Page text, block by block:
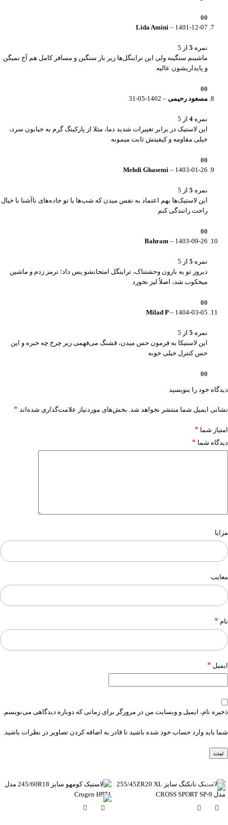
0
0
Lida Amini – 1401-12-07
نمره 5 از 5
ماشینم سنگینه ولی این تراینگل‌ها زیر بار سنگین و مسافر کامل هم آخ نمیگن
و پایداریشون عالیه
0
0
مسعود رحیمی –
1402-05-31
نمره 4 از 5
این لاستیک در برابر تغییرات شدید دما، مثلا از پارکینگ گرم به خیابون سرد،
خیلی مقاومه و کیفیتش ثابت میمونه
0
0
Mehdi Ghasemi – 1403-01-26
نمره 5 از 5
این لاستیک‌ها بهم اعتماد به نفس میدن که شب‌ها یا تو جاده‌های ناآشنا با خیال
راحت رانندگی کنم
0
0
Bahram – 1403-09-26
نمره 5 از 5
دیروز تو یه بارون وحشتناک، تراینگل امتحانشو پس داد؛ ترمز زدم و ماشین
میخکوب شد، اصلاً لیز نخورد
0
0
Milad P– 1404-03-05
نمره 5 از 5
این لاستیکا به فرمون حس میدن، قشنگ می‌فهمی زیر چرخ چه خبره و این
حس کنترل خیلی خوبه
0
0
دیدگاه خود را بنویسید
نشانی ایمیل شما منتشر نخواهد شد. بخش‌های موردنیاز علامت‌گذاری شده‌اند *
امتیاز شما *
دیدگاه شما *
مزایا
معایب
نام *
ایمیل *
ذخیره نام، ایمیل و وبسایت من در مرورگر برای زمانی که دوباره دیدگاهی می‌نویسم.
شما باید وارد حساب خود شده باشید تا قادر به اضافه کردن تصاویر در نظرات باشید.
-6%